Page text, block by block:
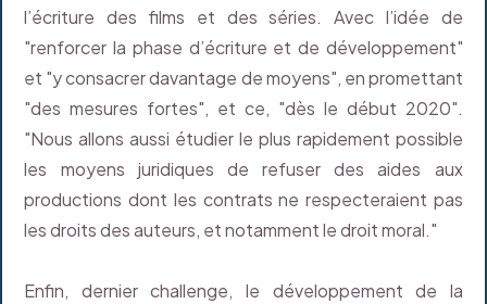
l’écriture des films et des séries. Avec l’idée de
"renforcer la phase d’écriture et de développement"
et "y consacrer davantage de moyens", en promettant
"des mesures fortes", et ce, "dès le début 2020".
"Nous allons aussi étudier le plus rapidement possible
les moyens juridiques de refuser des aides aux
productions dont les contrats ne respecteraient pas
les droits des auteurs, et notamment le droit moral."
Enfin, dernier challenge, le développement de la